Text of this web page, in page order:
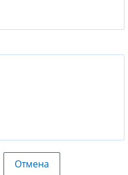
Отмена